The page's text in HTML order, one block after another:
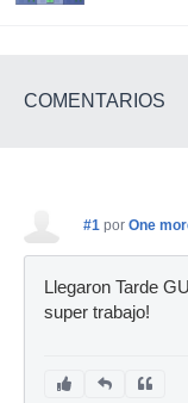
COMENTARIOS
#1 por One
Llegaron Tarde
super trabajo!